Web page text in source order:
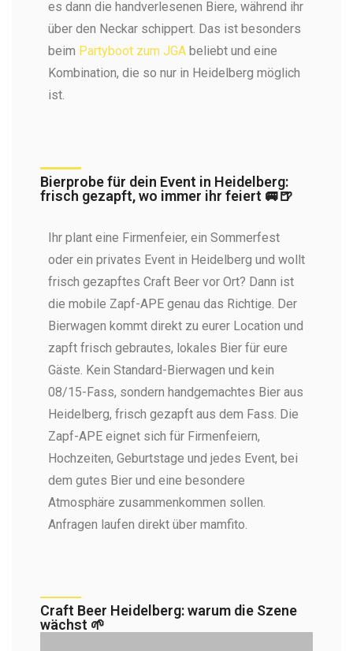
es dann die handverlesenen Biere, während ihr
über den Neckar schippert. Das ist besonders
beim Partyboot zum JGA beliebt und eine
Kombination, die so nur in Heidelberg möglich
ist.
Bierprobe für dein Event in Heidelberg:
frisch gezapft, wo immer ihr feiert 🚐🍺
Ihr plant eine Firmenfeier, ein Sommerfest
oder ein privates Event in Heidelberg und wollt
frisch gezapftes Craft Beer vor Ort? Dann ist
die mobile Zapf-APE genau das Richtige. Der
Bierwagen kommt direkt zu eurer Location und
zapft frisch gebrautes, lokales Bier für eure
Gäste. Kein Standard-Bierwagen und kein
08/15-Fass, sondern handgemachtes Bier aus
Heidelberg, frisch gezapft aus dem Fass. Die
Zapf-APE eignet sich für Firmenfeiern,
Hochzeiten, Geburtstage und jedes Event, bei
dem gutes Bier und eine besondere
Atmosphäre zusammenkommen sollen.
Anfragen laufen direkt über mamfito.
Craft Beer Heidelberg: warum die Szene
wächst 🌱